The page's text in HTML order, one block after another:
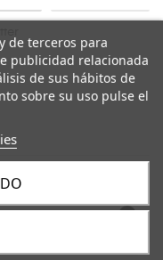
derechos reservados.
de terceros para
publicidad relacionada
de sus hábitos de
sobre su uso pulse el